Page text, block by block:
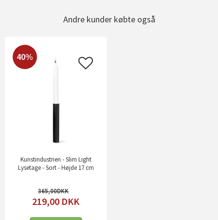
Andre kunder købte også
40%
Kunstindustrien - Slim Light
Lysetage - Sort - Højde 17 cm
365,00
219,00 DKK